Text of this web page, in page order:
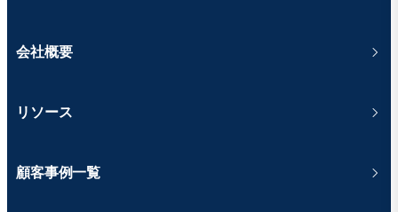
会社概要
リソース
顧客事例一覧